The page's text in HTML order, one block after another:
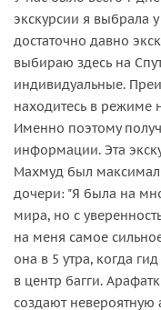
экскурсии я выбрала
достаточно давно
выбираю здесь на
индивидуальные.
находитесь в режиме
Именно поэтому
информации. Эта
Махмуд был
дочери: "Я была на
мира, но с
на меня самое
она в 5 утра, когда
в центр багги.
создают невероятную